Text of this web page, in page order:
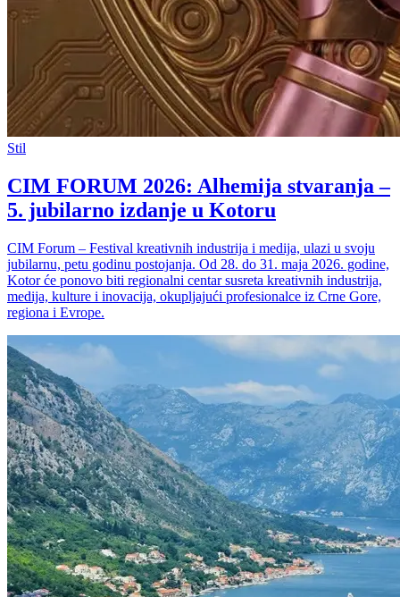
Stil
CIM FORUM 2026: Alhemija stvaranja –
5. jubilarno izdanje u Kotoru
CIM Forum – Festival kreativnih industrija i medija, ulazi u svoju
jubilarnu, petu godinu postojanja. Od 28. do 31. maja 2026. godine,
Kotor će ponovo biti regionalni centar susreta kreativnih industrija,
medija, kulture i inovacija, okupljajući profesionalce iz Crne Gore,
regiona i Evrope.